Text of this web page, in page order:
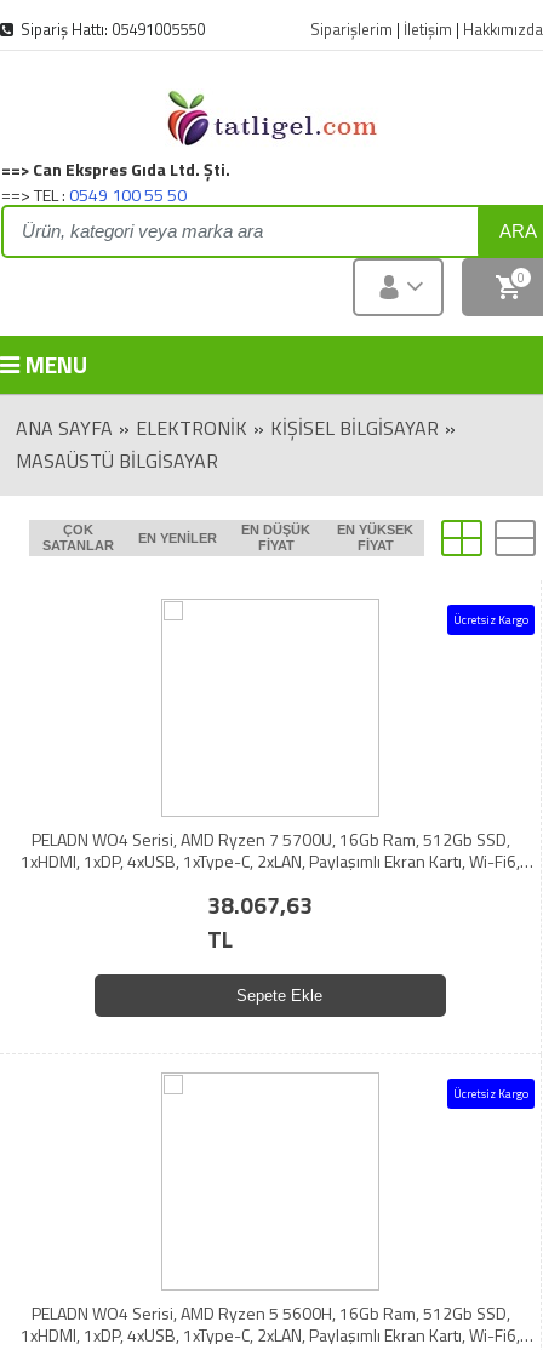
Sipariş Hattı: 05491005550 Siparişlerim | İletişim | Hakkımızda
Can Ekspres Gıda Ltd. Şti.
TEL :0549 100 55 50
ARA
0
MENU
ANA SAYFA » ELEKTRONIK » KİŞİSEL BİLGİSAYAR »
MASAÜSTÜ BİLGİSAYAR
ÇOK
SATANLAR
EN YENILER
EN DÜŞÜK
FIYAT
EN YÜKSEK
FIYAT
Ücretsiz Kargo
PELADN WO4 Serisi, AMD Ryzen 7 5700U, 16Gb Ram, 512Gb SSD,
1xHDMI, 1xDP, 4xUSB, 1xType-C, 2xLAN, Paylaşımlı Ekran Kartı, Wi-Fi6,
38.067,63
TL
Sepete Ekle
Ücretsiz Kargo
PELADN WO4 Serisi, AMD Ryzen 5 5600H, 16Gb Ram, 512Gb SSD,
1xHDMI, 1xDP, 4xUSB, 1xType-C, 2xLAN, Paylaşımlı Ekran Kartı, Wi-Fi6,